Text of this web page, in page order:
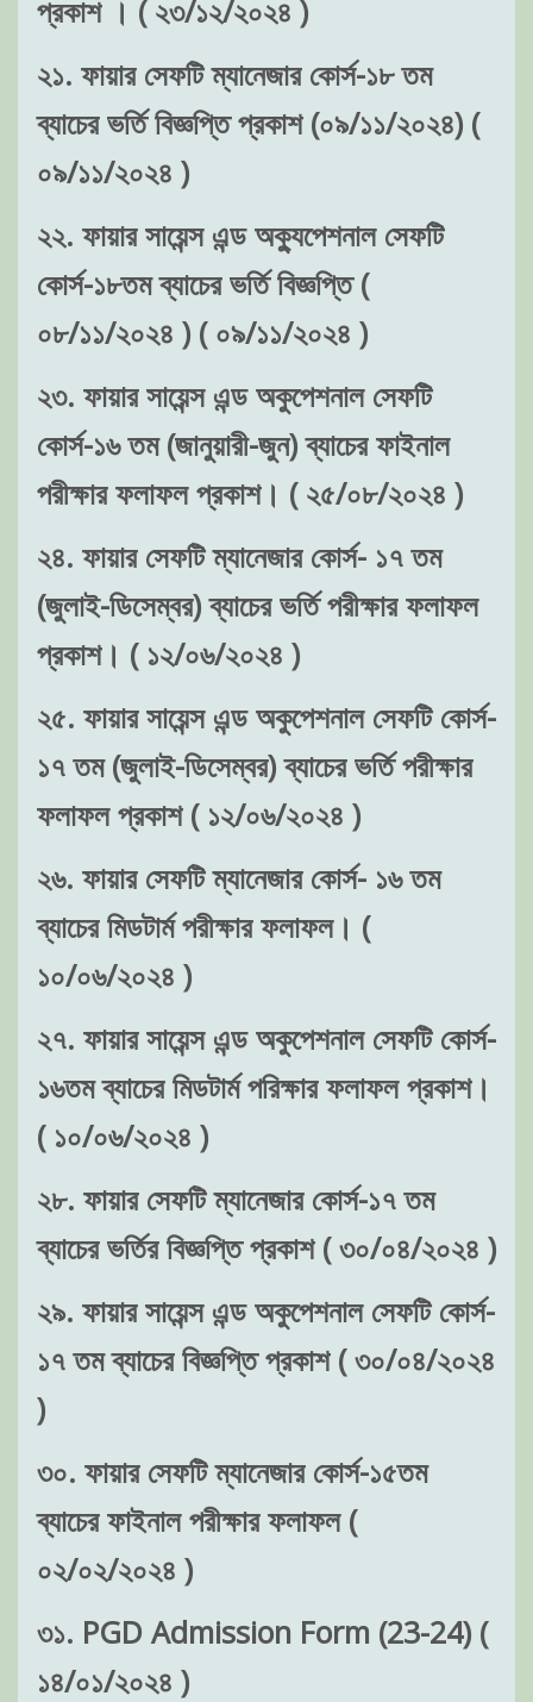
প্রকাশ । ( ২৩/১২/২০২৪ )
২১. ফায়ার সেফটি ম্যানেজার কোর্স-১৮ তম
ব্যাচের ভর্তি বিজ্ঞপ্তি প্রকাশ (০৯/১১/২০২৪) (
০৯/১১/২০২৪ )
২২. ফায়ার সায়েন্স এন্ড অক্যুপেশনাল সেফটি
কোর্স-১৮তম ব্যাচের ভর্তি বিজ্ঞপ্তি (
০৮/১১/২০২৪ ) ( ০৯/১১/২০২৪ )
২৩. ফায়ার সায়েন্স এন্ড অকুপেশনাল সেফটি
কোর্স-১৬ তম (জানুয়ারী-জুন) ব্যাচের ফাইনাল
পরীক্ষার ফলাফল প্রকাশ। ( ২৫/০৮/২০২৪ )
২৪. ফায়ার সেফটি ম্যানেজার কোর্স- ১৭ তম
(জুলাই-ডিসেম্বর) ব্যাচের ভর্তি পরীক্ষার ফলাফল
প্রকাশ। ( ১২/০৬/২০২৪ )
২৫. ফায়ার সায়েন্স এন্ড অকুপেশনাল সেফটি কোর্স-
১৭ তম (জুলাই-ডিসেম্বর) ব্যাচের ভর্তি পরীক্ষার
ফলাফল প্রকাশ ( ১২/০৬/২০২৪ )
২৬. ফায়ার সেফটি ম্যানেজার কোর্স- ১৬ তম
ব্যাচের মিডটার্ম পরীক্ষার ফলাফল। (
১০/০৬/২০২৪ )
২৭. ফায়ার সায়েন্স এন্ড অকুপেশনাল সেফটি কোর্স-
১৬তম ব্যাচের মিডটার্ম পরিক্ষার ফলাফল প্রকাশ।
( ১০/০৬/২০২৪ )
২৮. ফায়ার সেফটি ম্যানেজার কোর্স-১৭ তম
ব্যাচের ভর্তির বিজ্ঞপ্তি প্রকাশ ( ৩০/০৪/২০২৪ )
২৯. ফায়ার সায়েন্স এন্ড অকুপেশনাল সেফটি কোর্স-
১৭ তম ব্যাচের বিজ্ঞপ্তি প্রকাশ ( ৩০/০৪/২০২৪
)
৩০. ফায়ার সেফটি ম্যানেজার কোর্স-১৫তম
ব্যাচের ফাইনাল পরীক্ষার ফলাফল (
০২/০২/২০২৪ )
৩১. PGD Admission Form (23-24) (
১৪/০১/২০২৪ )